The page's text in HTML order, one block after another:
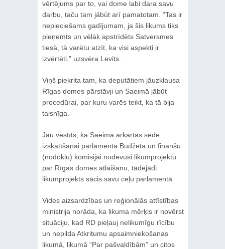
vērtējums par to, vai dome labi dara savu
darbu, taču tam jābūt arī pamatotam. “Tas ir
nepieciešams gadījumam, ja šis likums tiks
pieņemts un vēlāk apstrīdēts Satversmes
tiesā, tā varētu atzīt, ka visi aspekti ir
izvērtēti,” uzsvēra Levits.
Viņš piekrita tam, ka deputātiem jāuzklausa
Rīgas domes pārstāvji un Saeimā jābūt
procedūrai, par kuru varēs teikt, ka tā bija
taisnīga.
Jau vēstīts, ka Saeima ārkārtas sēdē
izskatīšanai parlamenta Budžeta un finanšu
(nodokļu) komisijai nodevusi likumprojektu
par Rīgas domes atlaišanu, tādējādi
likumprojekts sācis savu ceļu parlamentā.
Vides aizsardzības un reģionālās attīstības
ministrija norāda, ka likuma mērķis ir novērst
situāciju, kad RD pieļauj nelikumīgu rīcību
un nepilda Atkritumu apsaimniekošanas
likumā, likumā “Par pašvaldībām” un citos